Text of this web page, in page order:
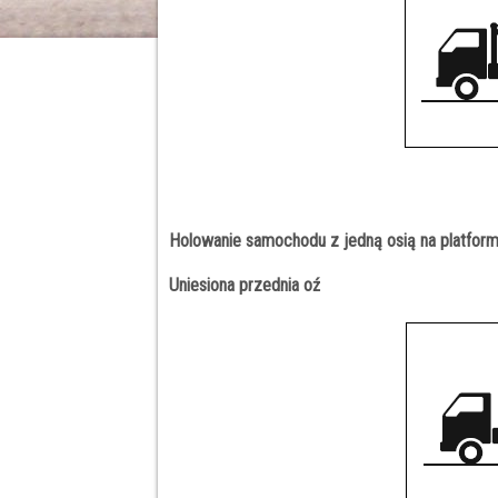
Holowanie samochodu z jedną osią na
Uniesiona przednia oź